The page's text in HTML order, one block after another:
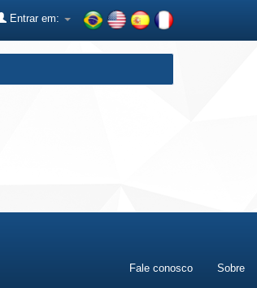
Entrar em:
Fale conosco Sobre